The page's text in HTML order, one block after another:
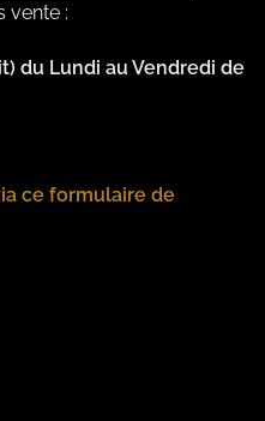
vente :
du Lundi au Vendredi de
ce formulaire de